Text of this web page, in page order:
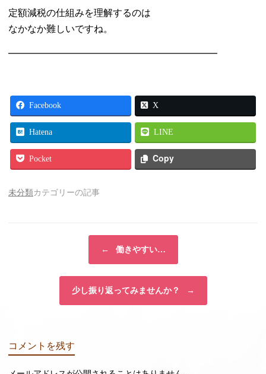
定額減税の仕組みを理解するのは
なかなか難しいですね。
━━━━━━━━━━━━━━━━━━━━━━
Facebook X
Hatena LINE
Pocket Copy
未分類 カテゴリーの記事
←
働きやすい…
少し振り返ってみませんか？ →
コメントを残す